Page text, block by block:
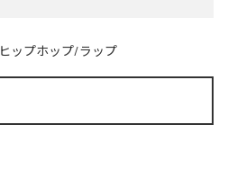
ヒップホップ/ラップ